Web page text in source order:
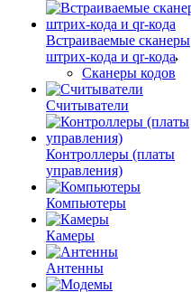
Встраиваемые сканеры
штрих-кода и qr-кода
Сканеры кодов
Считыватели
Контроллеры (платы
управления)
Компьютеры
Камеры
Антенны